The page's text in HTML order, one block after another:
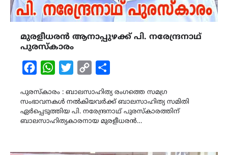
മുരളീധരൻ ആനാപ്പുഴക്ക് പി. നരേന്ദ്രനാഥ്
പുരസ്കാരം
FacebookWhatsAppTwitterCopy
പുരസ്‌കാരം : ബാലസാഹിത്യ രംഗത്തെ സമഗ്ര
സംഭാവനകൾ നൽകിയവർക്ക് ബാലസാഹിത്യ സമിതി
ഏർപ്പെടുത്തിയ പി. നരേന്ദ്രനാഥ് പുരസ്കാരത്തിന്
ബാലസാഹിത്യകാരനായ മുരളീധരൻ…